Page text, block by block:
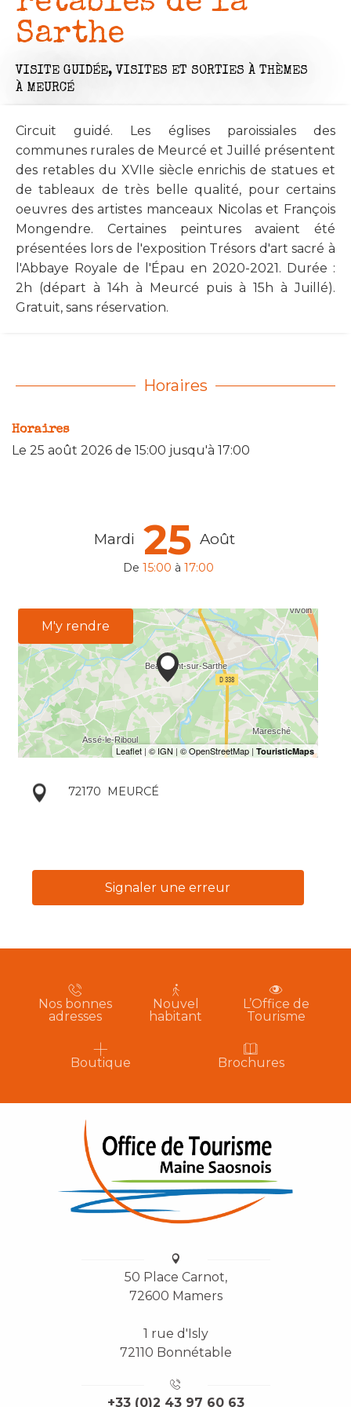
Sarthe
VISITE GUIDÉE, VISITES ET SORTIES À THÈMES
À MEURCÉ
Circuit guidé. Les églises paroissiales des
communes rurales de Meurcé et Juillé présentent
des retables du XVIIe siècle enrichis de statues et
de tableaux de très belle qualité, pour certains
oeuvres des artistes manceaux Nicolas et François
Mongendre. Certaines peintures avaient été
présentées lors de l'exposition Trésors d'art sacré à
l'Abbaye Royale de l'Épau en 2020-2021. Durée :
2h (départ à 14h à Meurcé puis à 15h à Juillé).
Gratuit, sans réservation.
Horaires
Horaires
Le 25 août 2026 de 15:00 jusqu'à 17:00
Mardi 25 Août
De 15:00 à 17:00
M'y rendre
72170 MEURCÉ
Signaler une erreur
Nos bonnes
adresses
Nouvel
habitant
L’Office de
Tourisme
Boutique Brochures
50 Place Carnot,
72600 Mamers
1 rue d'Isly
72110 Bonnétable
+33 (0)2 43 97 60 63